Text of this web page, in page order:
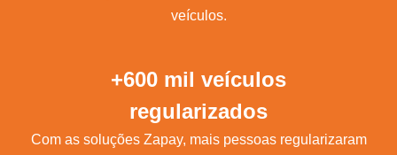
veículos.
+600 mil veículos
regularizados
Com as soluções Zapay, mais pessoas regularizaram